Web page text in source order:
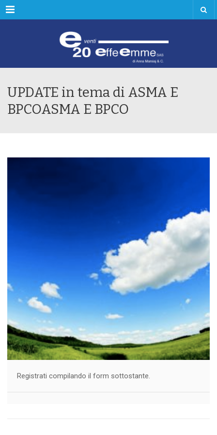
Menu
UPDATE in tema di ASMA E
BPCOASMA E BPCO
Registrati compilando il form sottostante.